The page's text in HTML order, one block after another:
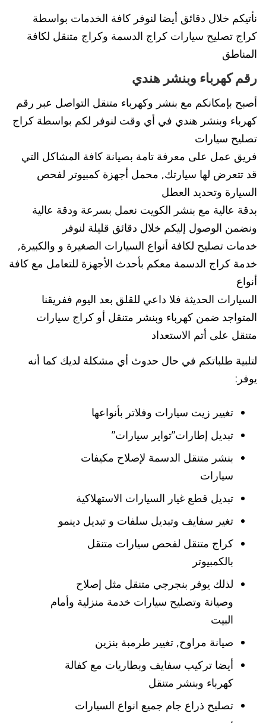
نأتيكم خلال دقائق أيضا لنوفر كافة الخدمات بواسطة
كراج تصليح سيارات كراج الدسمة وكراج متنقل لكافة
المناطق
رقم كهرباء وبنشر هندي
أصبح بإمكانكم مع بنشر وكهرباء متنقل التواصل عبر رقم
كهرباء وبنشر هندي في أي وقت لنوفر لكم بواسطة كراج
تصليح سيارات
فريق عمل على معرفة تامة بصيانة كافة المشاكل التي
قد تتعرض لها سيارتك, محمل أجهزة كمبيوتر لفحص
السيارة وتحديد العطل
بدقة عالية مع بنشر الكويت نعمل بسرعة ودقة عالية
ونضمن الوصول إليكم خلال دقائق قليلة لنوفر
خدمات تصليح لكافة أنواع السيارات الصغيرة و والكبيرة,
خدمة كراج الدسمة معكم بأحدث الأجهزة للتعامل مع كافة
أنواع
السيارات الحديثة فلا داعي للقلق بعد اليوم ففريقنا
المتواجد ضمن كهرباء وبنشر متنقل أو كراج سيارات
متنقل على أتم الاستعداد
لتلبية طلباتكم في حال حدوث أي مشكلة لديك كما أنه
يوفر:
تغيير زيت سيارات وفلاتر بأنواعها
تبديل إطارات”تواير سيارات”
بنشر متنقل الدسمة لإصلاح مكيفات
سيارات
تبديل قطع غيار السيارات الاستهلاكية
تغير سفايف وتبديل سلفات و تبديل دينمو
كراج متنقل لفحص سيارات متنقل
بالكمبيوتر
لذلك يوفر بنجرجي متنقل مثل إصلاح
وصيانة وتصليح سيارات خدمة منزلية وأمام
البيت
صيانة مراوح, تغيير طرمبة بنزين
أيضا تركيب سفايف وبطاريات مع كفالة
كهرباء وبنشر متنقل
تصليح ذراع جام جميع انواع السيارات